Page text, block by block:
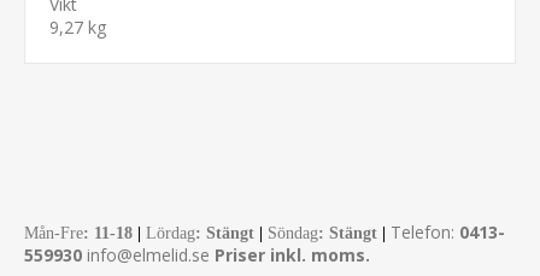
9,27 kg
Mån-Fre: 11-18 Lördag: Stängt Söndag: Stängt Telefon: 0413-
559930 info@elmelid.se Priser inkl. moms.